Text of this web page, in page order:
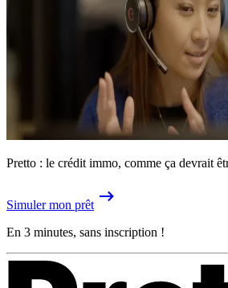
Pretto : le crédit immo, comme ça devrait
Simuler mon prêt
En 3 minutes, sans inscription !